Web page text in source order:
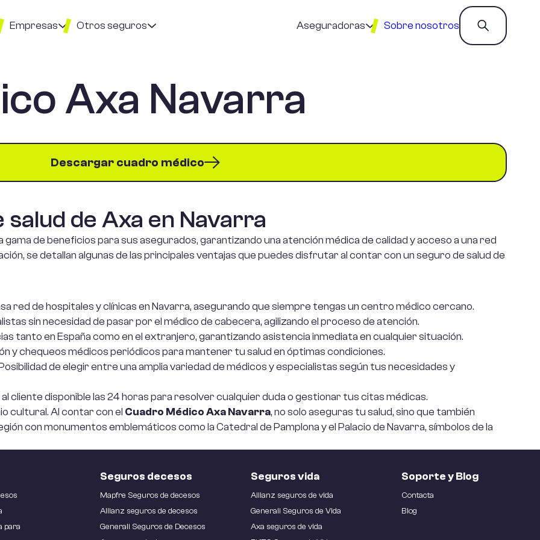
Empresas
de
para
de
de
para
para
de
empresas
Otros seguros
Seguro de hogar
Aseguradoras
Allianz
Aura
AXA
Caser
Generali
Liberty
MAPFRE
MGS
Preventiva
Sanitas
Santa
Lucía
Zurich
Ver
Sobre nosotros
Axa Navarra
Descargar cuadro médico
de Axa en Navarra
gama de beneficios para sus asegurados, garantizando una atención médica de calidad y acceso a una red
se detallan algunas de las principales ventajas que puedes disfrutar al contar con un seguro de salud de
red de hospitales y clínicas en Navarra, asegurando que siempre tengas un centro médico cercano.
sin necesidad de pasar por el médico de cabecera, agilizando el proceso de atención.
tanto en España como en el extranjero, garantizando asistencia inmediata en cualquier situación.
y chequeos médicos periódicos para mantener tu salud en óptimas condiciones.
de elegir entre una amplia variedad de médicos y especialistas según tus necesidades y
cliente disponible las 24 horas para resolver cualquier duda o gestionar tus citas médicas.
cultural. Al contar con el Cuadro Médico Axa Navarra, no solo aseguras tu salud, sino que también
con monumentos emblemáticos como la Catedral de Pamplona y el Palacio de Navarra, símbolos de la
para
Seguros decesos
Mapfre Seguros de decesos
Allianz seguros de decesos
Generali Seguros de Decesos
Seguros vida
Allianz seguros de vida
Generali Seguros de Vida
Axa seguros de vida
Soporte y Blog
Contacta
Blog